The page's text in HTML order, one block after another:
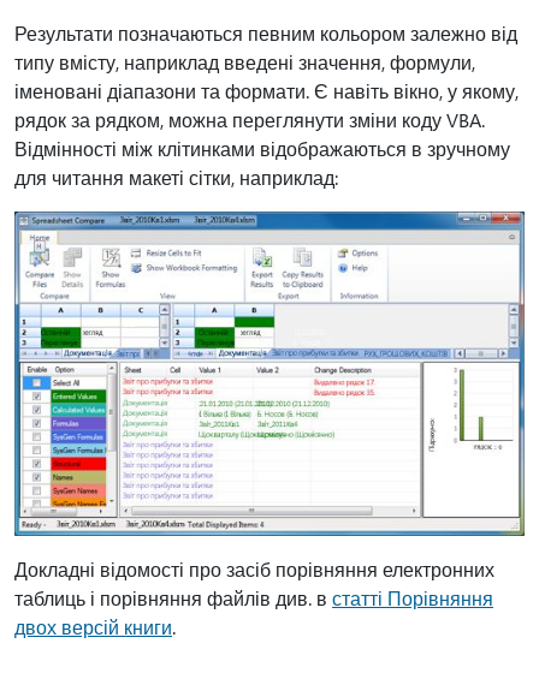
Результати позначаються певним кольором залежно від
типу вмісту, наприклад введені значення, формули,
іменовані діапазони та формати. Є навіть вікно, у якому,
рядок за рядком, можна переглянути зміни коду VBA.
Відмінності між клітинками відображаються в зручному
для читання макеті сітки, наприклад:
Докладні відомості про засіб порівняння електронних
таблиць і порівняння файлів див. в статті Порівняння
двох версій книги.